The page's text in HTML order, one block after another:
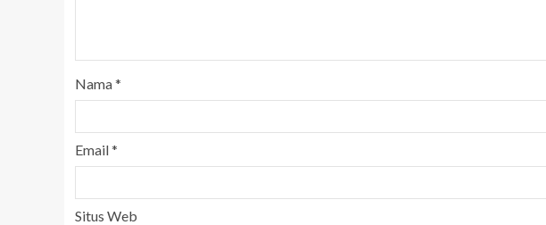
Nama*
Email*
Situs Web